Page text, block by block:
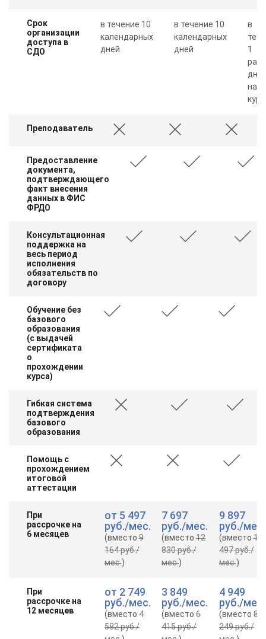
Срок
организации
доступа в
СДО
в течение 10
календарных
дней
в течение 10
календарных
дней
в
1
дня
Преподаватель
Предоставление
документа,
подтверждающего
факт внесения
данных в ФИС
ФРДО
Консультационная
поддержка на
весь период
исполнения
обязательств по
договору
Обучение без
базового
образования
(с выдачей
сертификата
о
прохождении
курса)
Гибкая система
подтверждения
базового
образования
Помощь с
прохождением
итоговой
аттестации
При
рассрочке на
6 месяцев
от 5 497
руб./мес.
(вместо9
164 руб./
мес.)
7 697
руб./мес.
(вместо12
830 руб./
мес.)
9 897
руб./мес.
(вместо16
497 руб./
мес.)
При
рассрочке на
12 месяцев
от 2 749
руб./мес.
(вместо4
582 руб./
3 849
руб./мес.
(вместо6
415 руб./
4 949
руб./мес.
(вместо8
249 руб./